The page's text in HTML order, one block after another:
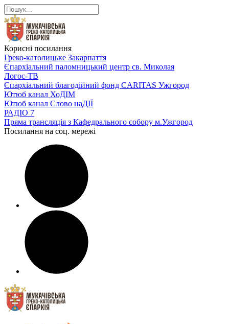
Корисні посилання
Греко-католицьке Закарпаття
Єпархіальний паломницький центр св. Миколая
Логос-ТВ
Єпархіальний благодійний фонд CARITAS Ужгород
Ютюб канал ХоДІМ
Ютюб канал Слово наДІЇ
РАДІО 7
Пряма трансляція з Кафедрального собору м.Ужгород
Посилання на соц. мережі